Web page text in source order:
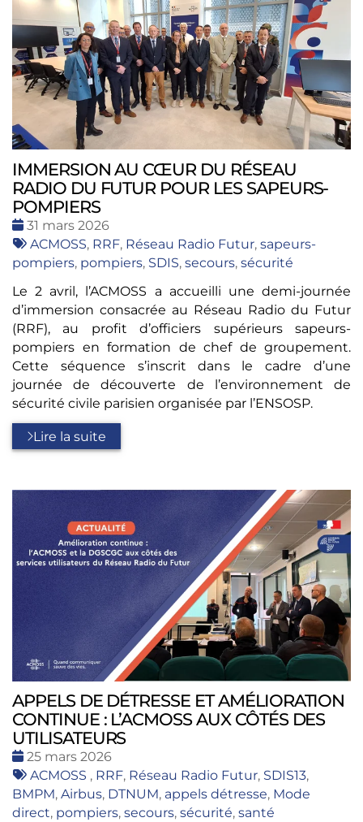
IMMERSION AU CŒUR DU RÉSEAU
RADIO DU FUTUR POUR LES SAPEURS-
POMPIERS
Date
:
31 mars 2026
Tags
:
ACMOSS, RRF, Réseau Radio Futur, sapeurs-
pompiers, pompiers, SDIS, secours, sécurité
Le 2 avril, l’ACMOSS a accueilli une demi-journée
d’immersion consacrée au Réseau Radio du Futur
(RRF), au profit d’officiers supérieurs sapeurs-
pompiers en formation de chef de groupement.
Cette séquence s’inscrit dans le cadre d’une
journée de découverte de l’environnement de
sécurité civile parisien organisée par l’ENSOSP.
Lire la suite
APPELS DE DÉTRESSE ET AMÉLIORATION
CONTINUE : L’ACMOSS AUX CÔTÉS DES
UTILISATEURS
Date
:
25 mars 2026
Tags
:
ACMOSS , RRF, Réseau Radio Futur, SDIS13,
BMPM, Airbus, DTNUM, appels détresse, Mode
direct, pompiers, secours, sécurité, santé